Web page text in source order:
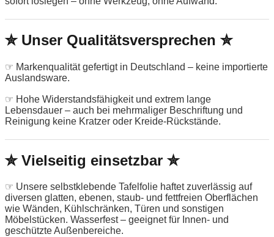
✮ Unser Qualitätsversprechen ✮
☞ Markenqualität gefertigt in Deutschland – keine importierte
Auslandsware.
☞ Hohe Widerstandsfähigkeit und extrem lange
Lebensdauer – auch bei mehrmaliger Beschriftung und
Reinigung keine Kratzer oder Kreide-Rückstände.
✮ Vielseitig einsetzbar ✮
☞ Unsere selbstklebende Tafelfolie haftet zuverlässig auf
diversen glatten, ebenen, staub- und fettfreien Oberflächen
wie Wänden, Kühlschränken, Türen und sonstigen
Möbelstücken. Wasserfest – geeignet für Innen- und
geschützte Außenbereiche.